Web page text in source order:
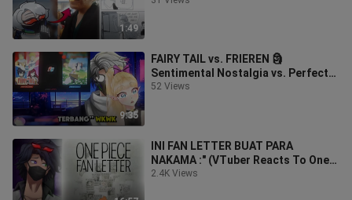
1:49
9:35
FAIRY TAIL vs. FRIEREN 🗿
Sentimental Nostalgia vs. Perfect
Formula (UwUFUFU Anime
52 Views
INI FAN LETTER BUAT PARA
NAKAMA :" (VTuber Reacts To One
Piece Fan Letter)
2.4K Views